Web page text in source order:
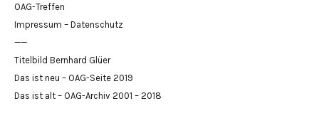
OAG-Treffen
Impressum – Datenschutz
——
Titelbild Bernhard Glüer
Das ist neu – OAG-Seite 2019
Das ist alt – OAG-Archiv 2001 – 2018